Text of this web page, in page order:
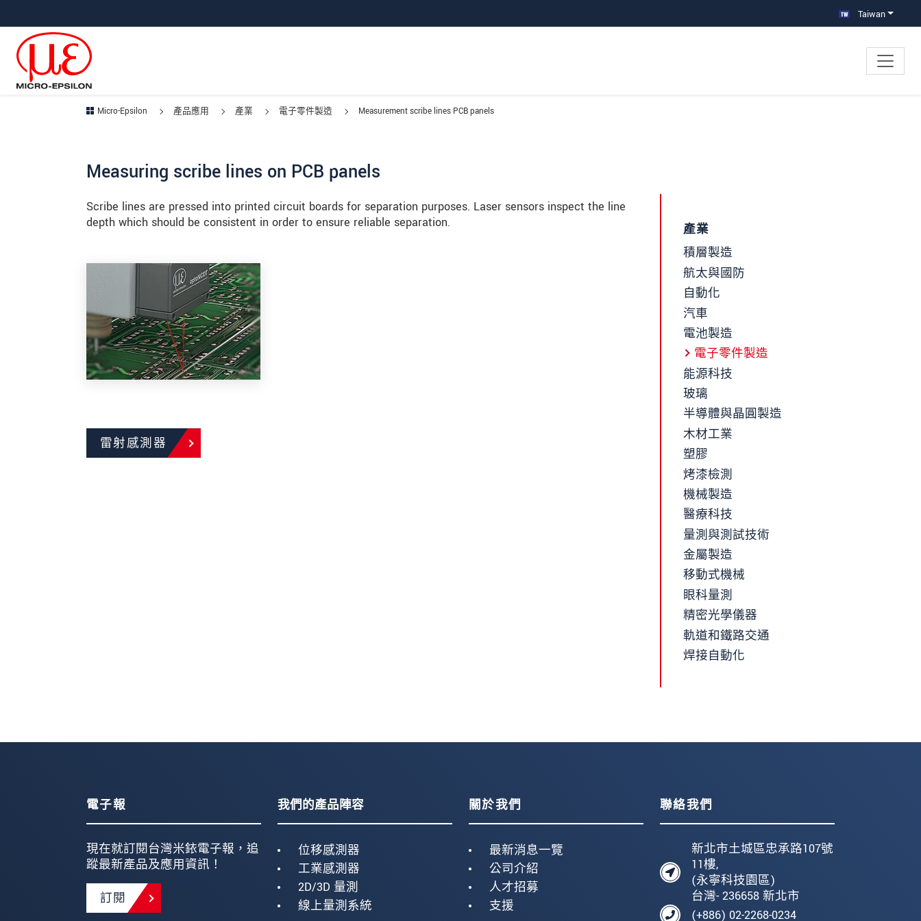
Taiwan
Micro-Epsilon 產品應用 產業 電子零件製造 Measurement scribe lines PCB panels
Measuring scribe lines on PCB panels
Scribe lines are pressed into printed circuit boards for separation purposes. Laser sensors inspect the line
depth which should be consistent in order to ensure reliable separation.
雷射感測器
產業
積層製造
航太與國防
自動化
汽車
電池製造
電子零件製造
能源科技
玻璃
半導體與晶圓製造
木材工業
塑膠
烤漆檢測
機械製造
醫療科技
量測與測試技術
金屬製造
移動式機械
眼科量測
精密光學儀器
軌道和鐵路交通
焊接自動化
電子報
現在就訂閱台灣米銥電子報，追
蹤最新產品及應用資訊！
訂閱
我們的產品陣容
位移感測器
工業感測器
2D/3D 量測
線上量測系統
關於我們
最新消息一覽
公司介紹
人才招募
支援
聯絡我們
新北市土城區忠承路107號
11樓,
(永寧科技園區)
台灣- 236658 新北市
(+886) 02-2268-0234